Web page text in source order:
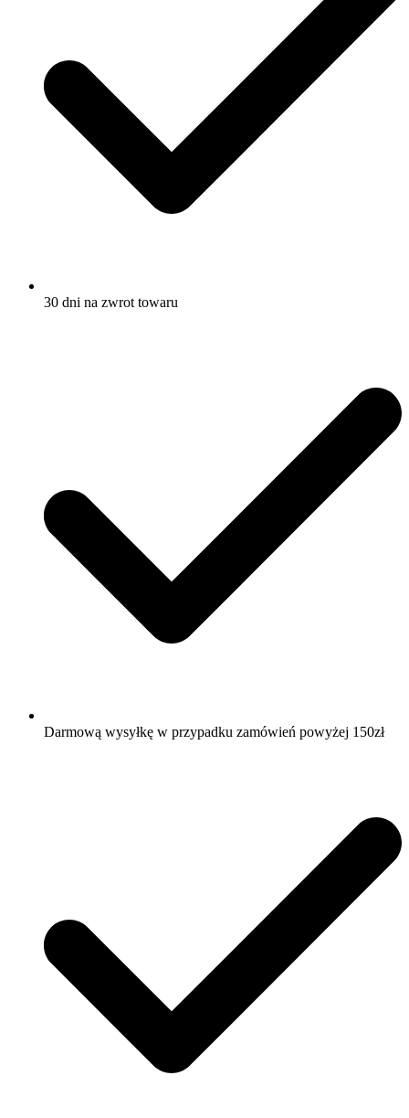
30 dni na zwrot towaru
Darmową wysyłkę w przypadku zamówień powyżej 150zł